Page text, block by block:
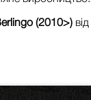
(2010>) від